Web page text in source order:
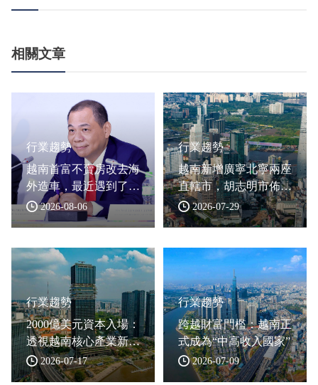
相關文章
行業趨勢
越南首富不賣房改去海
外造車，最近遇到了哪
些難題？
2026-08-06
行業趨勢
越南新增廣寧北寧兩座
直轄市，胡志明市佈局
大型自貿區
2026-07-29
行業趨勢
2000億美元資本入場：
透視越南核心產業新格
局 2026-07-17
行業趨勢
跨越財富門檻：越南正
式成為“中高收入國家”
2026-07-09